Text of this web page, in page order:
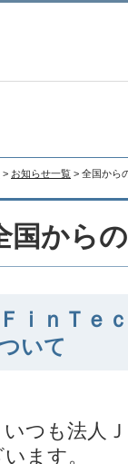
> お知らせ一覧 > 全国から
国から
ＦｉｎＴｅ
いて
つも法人
います。